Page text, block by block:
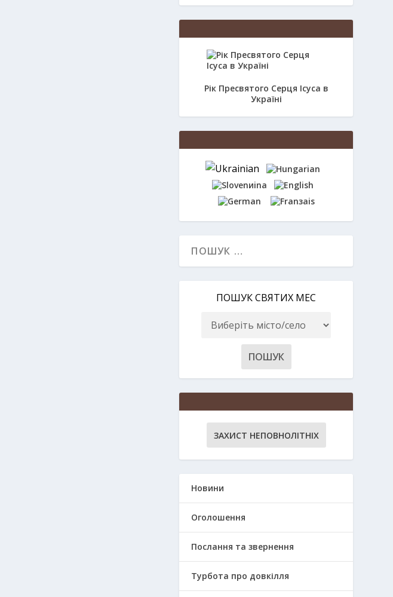
Рік Пресвятого Серця Ісуса в
Україні
ПОШУК СВЯТИХ МЕС
ЗАХИСТ НЕПОВНОЛІТНІХ
Новини
Оголошення
Послання та звернення
Турбота про довкілля